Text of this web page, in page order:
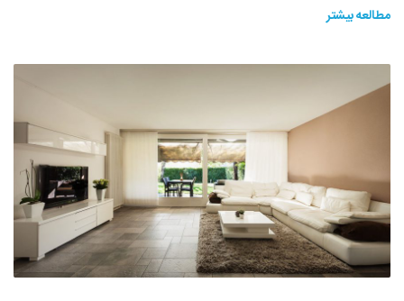
مطالعه بیشتر